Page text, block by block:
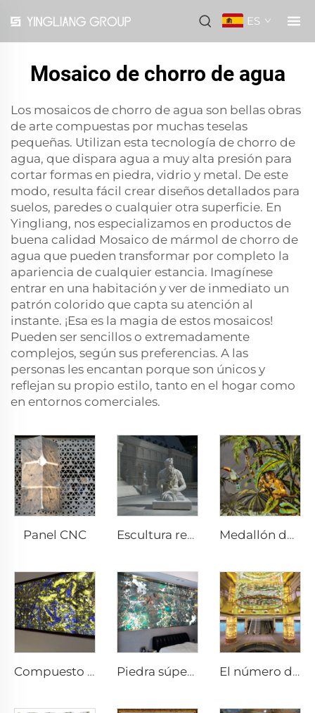
ES
Mosaico de chorro de agua
Los mosaicos de chorro de agua son bellas obras
de arte compuestas por muchas teselas
pequeñas. Utilizan esta tecnología de chorro de
agua, que dispara agua a muy alta presión para
cortar formas en piedra, vidrio y metal. De este
modo, resulta fácil crear diseños detallados para
suelos, paredes o cualquier otra superficie. En
Yingliang, nos especializamos en productos de
buena calidad Mosaico de mármol de chorro de
agua que pueden transformar por completo la
apariencia de cualquier estancia. Imagínese
entrar en una habitación y ver de inmediato un
patrón colorido que capta su atención al
instante. ¡Esa es la magia de estos mosaicos!
Pueden ser sencillos o extremadamente
complejos, según sus preferencias. A las
personas les encantan porque son únicos y
reflejan su propio estilo, tanto en el hogar como
en entornos comerciales.
Panel CNC Escultura redonda Medallón de chorro de agua
Compuesto con vidrio Piedra súper delgada El número de puntos